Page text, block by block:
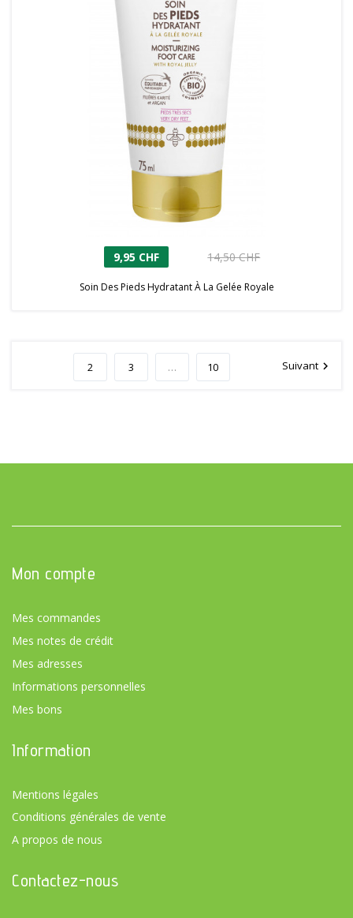
9,95 CHF 14,50 CHF
Soin Des Pieds Hydratant À La Gelée Royale
2 3 … 10 Suivant keyboard_arrow_right
Mon compte
Mes commandes
Mes notes de crédit
Mes adresses
Informations personnelles
Mes bons
Information
Mentions légales
Conditions générales de vente
A propos de nous
Contactez-nous